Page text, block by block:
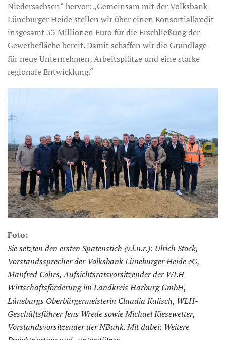
Niedersachsen“ hervor: „Gemeinsam mit der Volksbank
Lüneburger Heide stellen wir über einen Konsortialkredit
insgesamt 33 Millionen Euro für die Erschließung der
Gewerbefläche bereit. Damit schaffen wir die Grundlage
für neue Unternehmen, Arbeitsplätze und eine starke
regionale Entwicklung.“
Foto:
Sie setzten den ersten Spatenstich (v.l.n.r.): Ulrich Stock,
Vorstandssprecher der Volksbank Lüneburger Heide eG,
Manfred Cohrs, Aufsichtsratsvorsitzender der WLH
Wirtschaftsförderung im Landkreis Harburg GmbH,
Lüneburgs Oberbürgermeisterin Claudia Kalisch, WLH-
Geschäftsführer Jens Wrede sowie Michael Kiesewetter,
Vorstandsvorsitzender der NBank. Mit dabei: Weitere